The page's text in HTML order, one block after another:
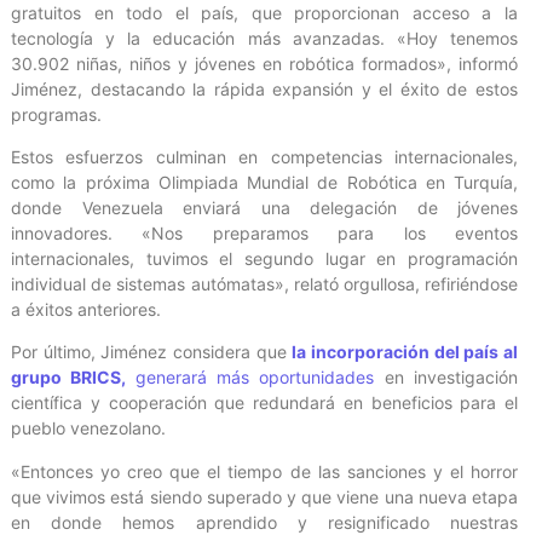
gratuitos en todo el país, que proporcionan acceso a la
tecnología y la educación más avanzadas. «Hoy tenemos
30.902 niñas, niños y jóvenes en robótica formados», informó
Jiménez, destacando la rápida expansión y el éxito de estos
programas.
Estos esfuerzos culminan en competencias internacionales,
como la próxima Olimpiada Mundial de Robótica en Turquía,
donde Venezuela enviará una delegación de jóvenes
innovadores. «Nos preparamos para los eventos
internacionales, tuvimos el segundo lugar en programación
individual de sistemas autómatas», relató orgullosa, refiriéndose
a éxitos anteriores.
Por último, Jiménez considera que la incorporación del país al
grupo BRICS, generará más oportunidades en investigación
científica y cooperación que redundará en beneficios para el
pueblo venezolano.
«Entonces yo creo que el tiempo de las sanciones y el horror
que vivimos está siendo superado y que viene una nueva etapa
en donde hemos aprendido y resignificado nuestras